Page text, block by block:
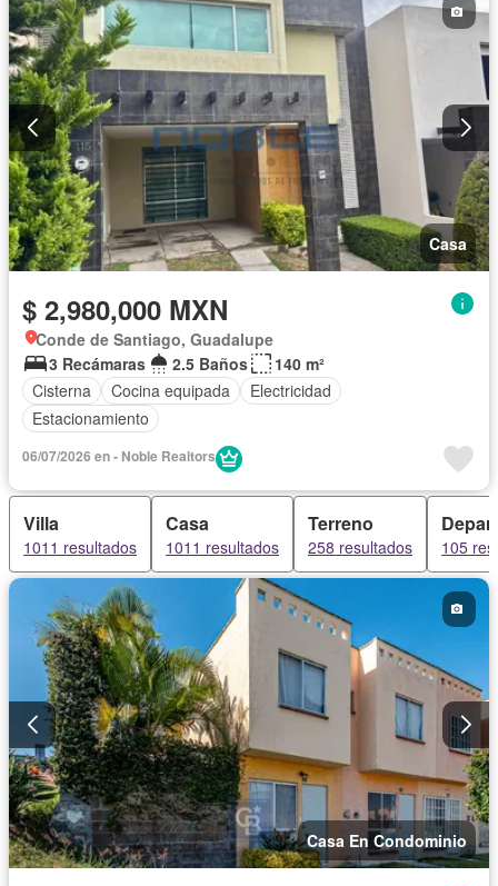
Casa
$ 2,980,000 MXN
Conde de Santiago, Guadalupe
3 Recámaras
2.5 Baños
140 m²
Cisterna
Cocina equipada
Electricidad
Estacionamiento
06/07/2026 en - Noble Realtors
Villa
1011 resultados
Casa
1011 resultados
Terreno
258 resultados 105
Casa En Condominio